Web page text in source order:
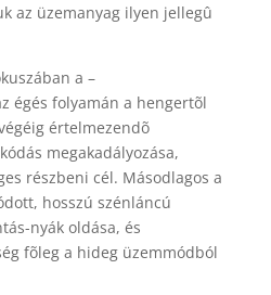
az üzemanyag ilyen jellegû
a –
égés folyamán a hengertõl
értelmezendõ
megakadályozása,
részbeni cél. Másodlagos a
hosszú szénláncú
nyák oldása, és
fõleg a hideg üzemmódból